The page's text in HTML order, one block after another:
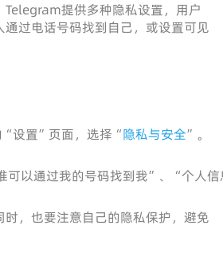
Telegram提供多种隐私设置，用户
过电话号码找到自己，或设置可见
“设置”页面，选择“隐私与安全”。
可以通过我的号码找到我”、“个人
时，也要注意自己的隐私保护，避免